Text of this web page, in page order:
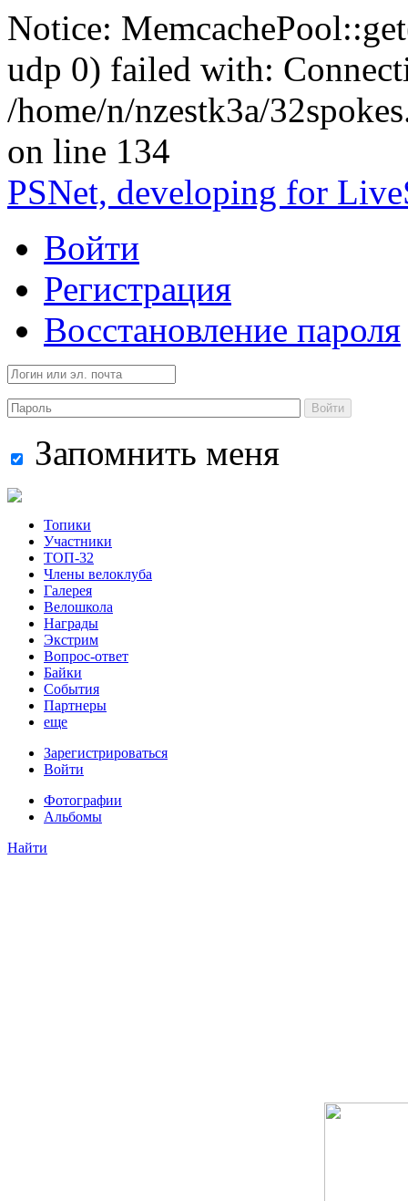
Notice:
udp 0) failed with:
/home/n/nzestk3a/
on line 134
PSNet, developing for
Войти
Регистрация
Восстановление пароля
Войти
Запомнить меня
Топики
Участники
ТОП-32
Члены велоклуба
Галерея
Велошкола
Награды
Экстрим
Вопрос-ответ
Байки
События
Партнеры
еще
Зарегистрироваться
Войти
Фотографии
Альбомы
Найти